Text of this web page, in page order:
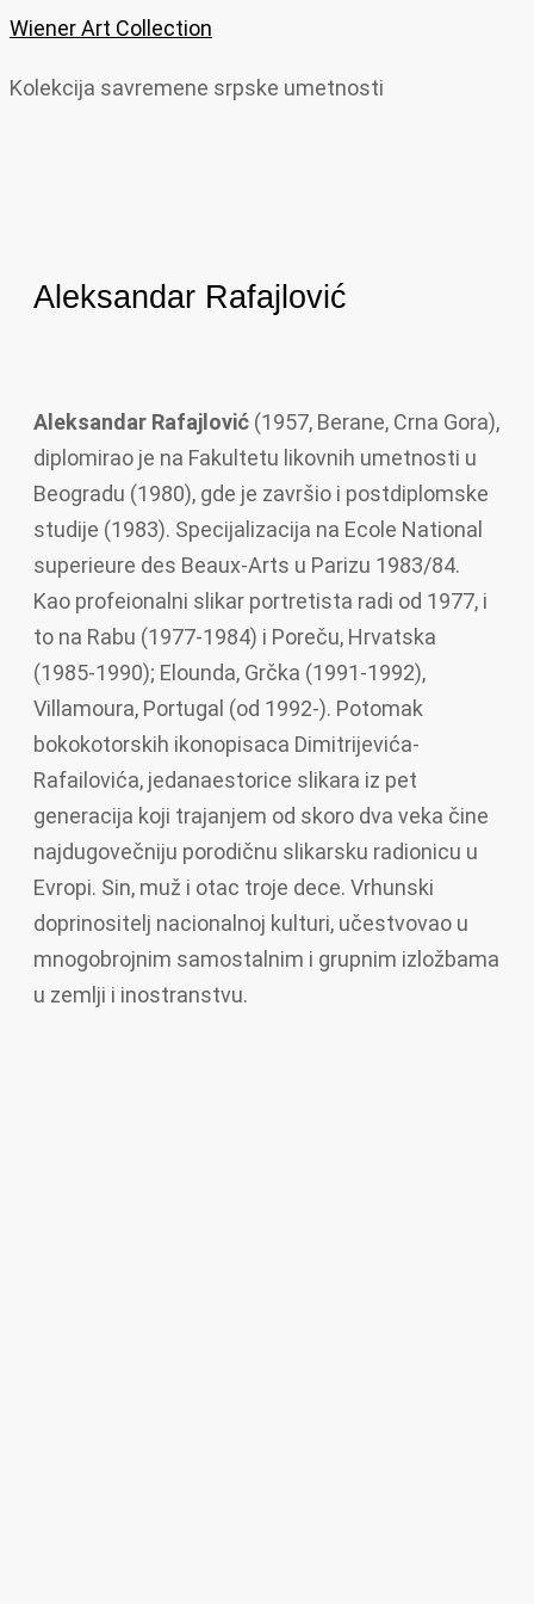
Wiener Art Collection
Kolekcija savremene srpske umetnosti
Aleksandar Rafajlović
Aleksandar Rafajlović (1957, Berane, Crna Gora),
diplomirao je na Fakultetu likovnih umetnosti u
Beogradu (1980), gde je završio i postdiplomske
studije (1983). Specijalizacija na Ecole National
superieure des Beaux-Arts u Parizu 1983/84.
Kao profeionalni slikar portretista radi od 1977, i
to na Rabu (1977-1984) i Poreču, Hrvatska
(1985-1990); Elounda, Grčka (1991-1992),
Villamoura, Portugal (od 1992-). Potomak
bokokotorskih ikonopisaca Dimitrijevića-
Rafailovića, jedanaestorice slikara iz pet
generacija koji trajanjem od skoro dva veka čine
najdugovečniju porodičnu slikarsku radionicu u
Evropi. Sin, muž i otac troje dece. Vrhunski
doprinositelj nacionalnoj kulturi, učestvovao u
mnogobrojnim samostalnim i grupnim izložbama
u zemlji i inostranstvu.